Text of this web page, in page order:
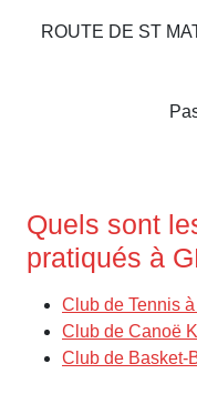
ROUTE DE ST
Quels sont
pratiqués à
Club de Tennis
Club de Canoë
Club de Basket-